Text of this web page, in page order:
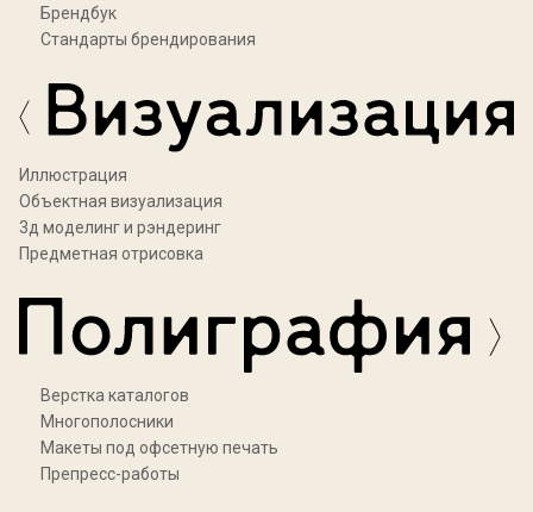
Брендбук
Стандарты брендирования
Иллюстрация
Объектная визуализация
3д моделинг и рэндеринг
Предметная отрисовка
Верстка каталогов
Многополосники
Макеты под офсетную печать
Препресс-работы